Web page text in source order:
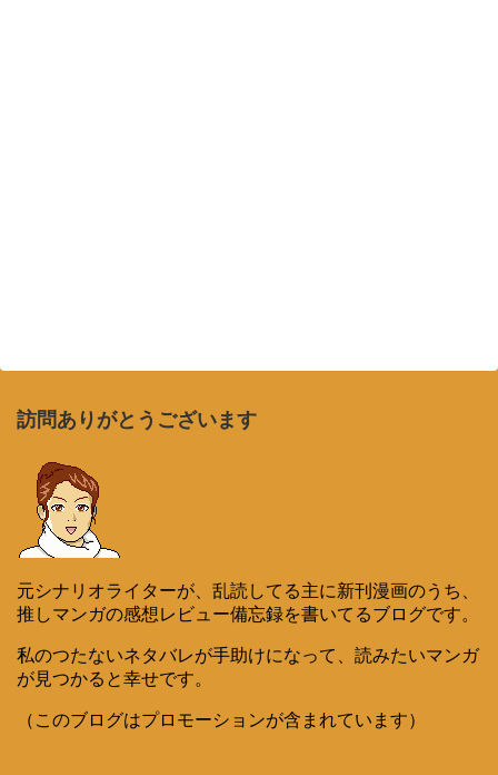
訪問ありがとうございます
元シナリオライターが、乱読してる主に新刊漫画のうち、
推しマンガの感想レビュー備忘録を書いてるブログです。
私のつたないネタバレが手助けになって、読みたいマンガ
が見つかると幸せです。
（このブログはプロモーションが含まれています）